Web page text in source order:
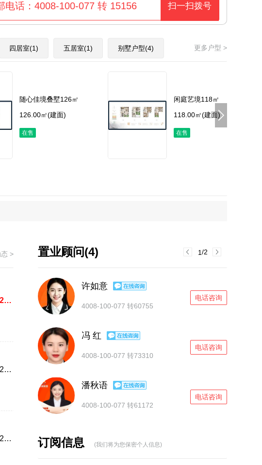
电话：4008-100-077 转 15156 扫一扫拨号
更多户型 >
四居室(1) 五居室(1) 别墅户型(4)
随心佳境叠墅126㎡
126.00㎡(建面)
在售
闲庭艺境118㎡
118.00㎡(建面)
在售
>
联发臻境建面约140/199㎡合院现房在售。其中140㎡ 总价约188万/套起，送一个车位；199㎡ 总价约288万/套起，送两个车位。
联发臻境建面约140/199㎡合院现房在售。其中140㎡ 总价约188万/套起，送一个车位；199㎡ 总价约288万/套起，送两个车位。
联发臻境建面约140/199㎡合院现房在售。其中140㎡ 总价约188万/套起，送一个车位；199㎡ 总价约288万/套起，送两个车位。
置业顾问(4) 1/2
许如意
4008-100-077 转60755
电话咨询
冯 红
4008-100-077 转73310
电话咨询
潘秋语
4008-100-077 转61172
电话咨询
订阅信息 (我们将为您保密个人信息)